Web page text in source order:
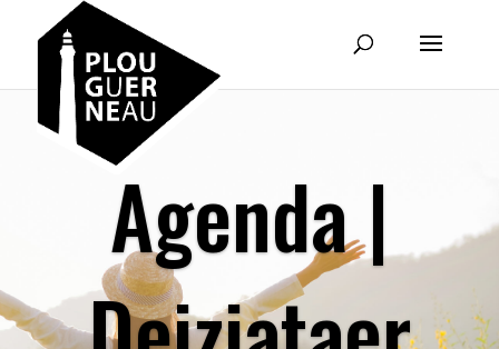
Agenda |